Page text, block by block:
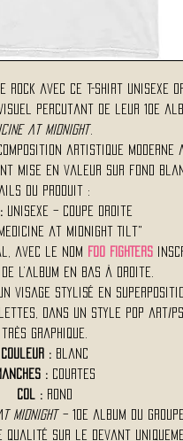
rock avec ce t-shirt unisexe
percutant de leur 10e
at Midnight
artistique moderne
mise en valeur sur fond
du produit :
Unisexe – coupe droite
at Midnight Tilt"
avec le nom
FOO FIGHTERS
l’album en bas à droite.
visage stylisé en
dans un style pop art/
très graphique.
Couleur :Blanc
:Courtes
Col :Rond
Midnight – 10e album du groupe
qualité sur le devant